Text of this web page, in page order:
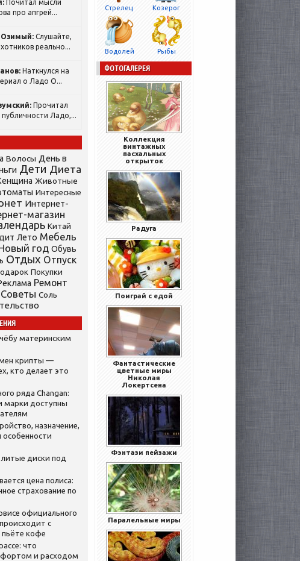
Почитал мысли
про апгрей...
Озимый: Слушайте,
реально...
Наткнулся на
о Ладо О...
Прочитал
Ладо,...
Волосы День в
Дети Диета
Животные
Интересные
Интернет-
магазин
Китай
Лето Мебель
год Обувь
Отдых Отпуск
Покупки
Ремонт
Советы Соль
материнским
крипты —
кто делает это
ряда Changan:
марки доступны
назначение,
особенности
диски под
цена полиса:
страхование по
официального
с
кофе
что
и расходом
Стрелец Козерог
Водолей Рыбы
ФОТОГАЛЕРЕЯ
Коллекция
винтажных
пасхальных
открыток
Радуга
Поиграй с едой
Фантастические
цветные миры
Николая
Локертсена
Фэнтази пейзажи
Паралельные миры